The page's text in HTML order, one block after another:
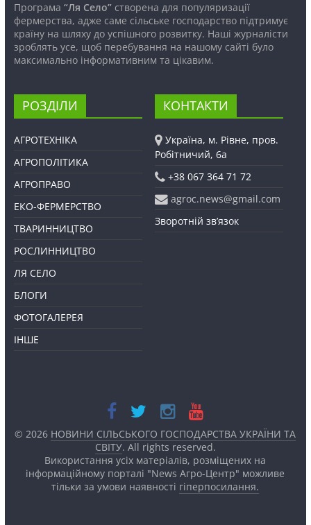
Програма “Ля Село”створена для популяризації
фермерства, адже саме сільське господарство підтримує
країну на шляху до успішного розвитку. Наші журналісти
зроблять усе, щоб перебування на нашому сайті було
максимально інформативним та цікавим.
РОЗДІЛИ
АГРОТЕХНІКА
АГРОПОЛІТИКА
АГРОПРАВО
ЕКО-ФЕРМЕРСТВО
ТВАРИННИЦТВО
РОСЛИННИЦТВО
ЛЯ СЕЛО
БЛОГИ
ФОТОГАЛЕРЕЯ
ІНШЕ
КОНТАКТИ
Україна, м. Рівне, пров.
Робітничий, 6а
+38 067 364 71 72
agroc.news@gmail.com
Зворотній зв’язок
© 2026 НОВИНИ СІЛЬСЬКОГО ГОСПОДАРСТВА УКРАЇНИ ТА
СВІТУ. All rights reserved.
Використання усіх матеріалів, розміщених на
інформаційному порталі "News Агро-Центр" можливе
тільки за умови наявності гіперпосилання.